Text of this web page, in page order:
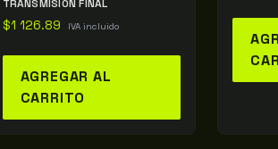
TRANSMISIÓN FINAL
$1 126.89 IVA incluido
AGREGAR AL
CARRITO